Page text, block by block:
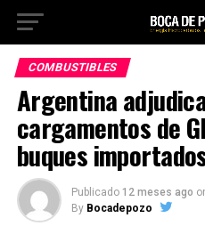
COMBUSTIBLES
Argentina
cargamentos de
buques
Publicado 12 meses ago
By Bocadepozo